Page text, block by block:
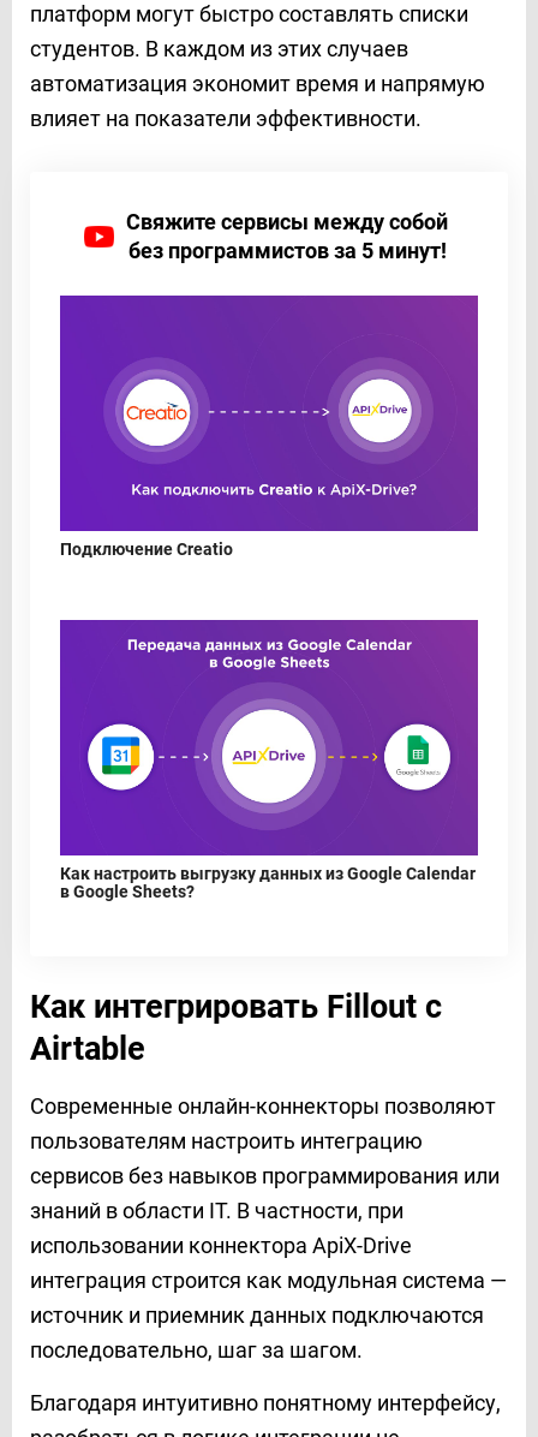
платформ могут быстро составлять списки
студентов. В каждом из этих случаев
автоматизация экономит время и напрямую
влияет на показатели эффективности.
Свяжите сервисы между собой
без программистов за 5 минут!
Подключение Creatio
Как настроить выгрузку данных из Google Calendar
в Google Sheets?
Как интегрировать Fillout с
Airtable
Современные онлайн-коннекторы позволяют
пользователям настроить интеграцию
сервисов без навыков программирования или
знаний в области IT. В частности, при
использовании коннектора ApiX-Drive
интеграция строится как модульная система —
источник и приемник данных подключаются
последовательно, шаг за шагом.
Благодаря интуитивно понятному интерфейсу,